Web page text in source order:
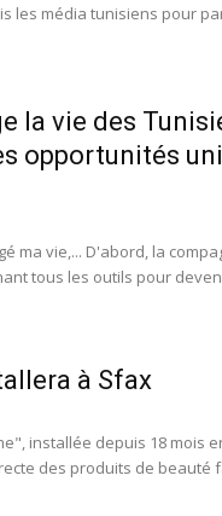
les média tunisiens pour
la vie des
opportunités
ma vie,... D'abord, la
tous les outils pour
à Sfax
installée depuis 18 mois
des produits de beauté